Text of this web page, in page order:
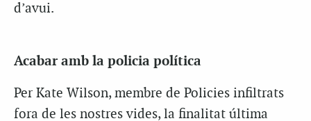
d’avui.
Acabar amb la policia política
Per Kate Wilson, membre de Policies infiltrats
fora de les nostres vides, la finalitat última